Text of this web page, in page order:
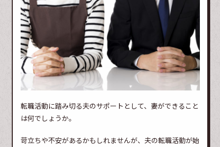
転職活動に踏み切る夫のサポートとして、妻ができること
は何でしょうか。
苛立ちや不安があるかもしれませんが、夫の転職活動が始